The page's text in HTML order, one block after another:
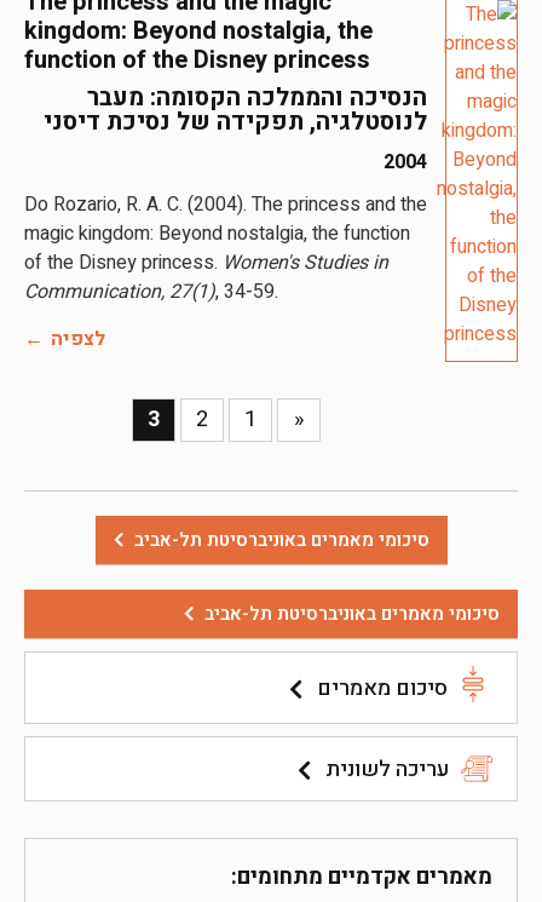
סיכומי מאמרים באוניברסיטת תל-אביב
סיכום מאמרים
עריכה לשונית
מאמרים אקדמיים מתחומים:
kingdom: Beyond nostalgia, the
function of the Disney princess
הנסיכה והממלכה הקסומה: מעבר
לנוסטלגיה, תפקידה של נסיכת דיסני
2004
Do Rozario, R. A. C. (2004). The princess and the
magic kingdom: Beyond nostalgia, the function
of the Disney princess. Women's Studies in
Communication, 27(1), 34-59.
לצפיה
«
1
2
3
סיכומי מאמרים באוניברסיטת תל-אביב